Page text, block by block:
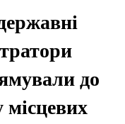
до
місцевих